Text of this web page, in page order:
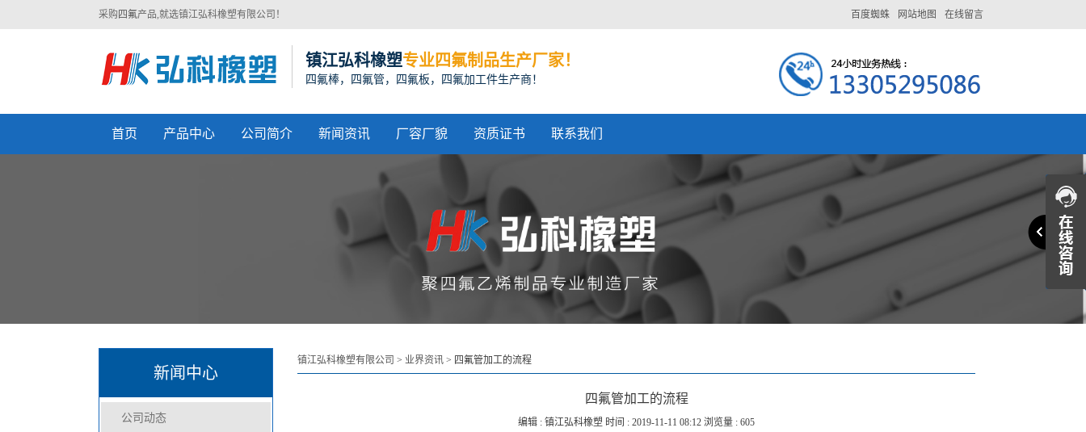
采购 四氟产品,就选镇江弘科橡塑有限公司！ 在线留言
网站地图
百度蜘蛛
镇江弘科橡塑专业四氟制品生产厂家！
四氟棒，四氟管，四氟板，四氟加工件生产商！
首页 产品中心 公司简介 新闻资讯 厂容厂貌 资质证书 联系我们
新闻中心
公司动态
镇江弘科橡塑有限公司 > 业界资讯 > 四氟管加工的流程
四氟管加工的流程
编辑 : 镇江弘科橡塑 时间 : 2019-11-11 08:12 浏览量 : 605